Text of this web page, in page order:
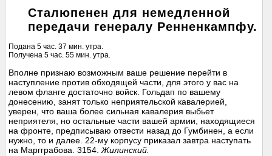
Сталюпенен для немедленной
передачи генералу Ренненкампфу.
Подана 5 час. 37 мин. утра.
Получена 5 час. 55 мин. утра.
Вполне признаю возможным ваше решение перейти в
наступление против обходящей части, для этого у вас на
левом фланге достаточно войск. Гольдап по вашему
донесению, занят только неприятельской кавалерией,
уверен, что ваша более сильная кавалерия выбьет
неприятеля, но остальные части вашей армии, находящиеся
на фронте, предписываю отвести назад до Гумбинен, а если
нужно, то и далее. 22-му корпусу приказал завтра наступать
на Маргграбова. 3154.Жилинский.